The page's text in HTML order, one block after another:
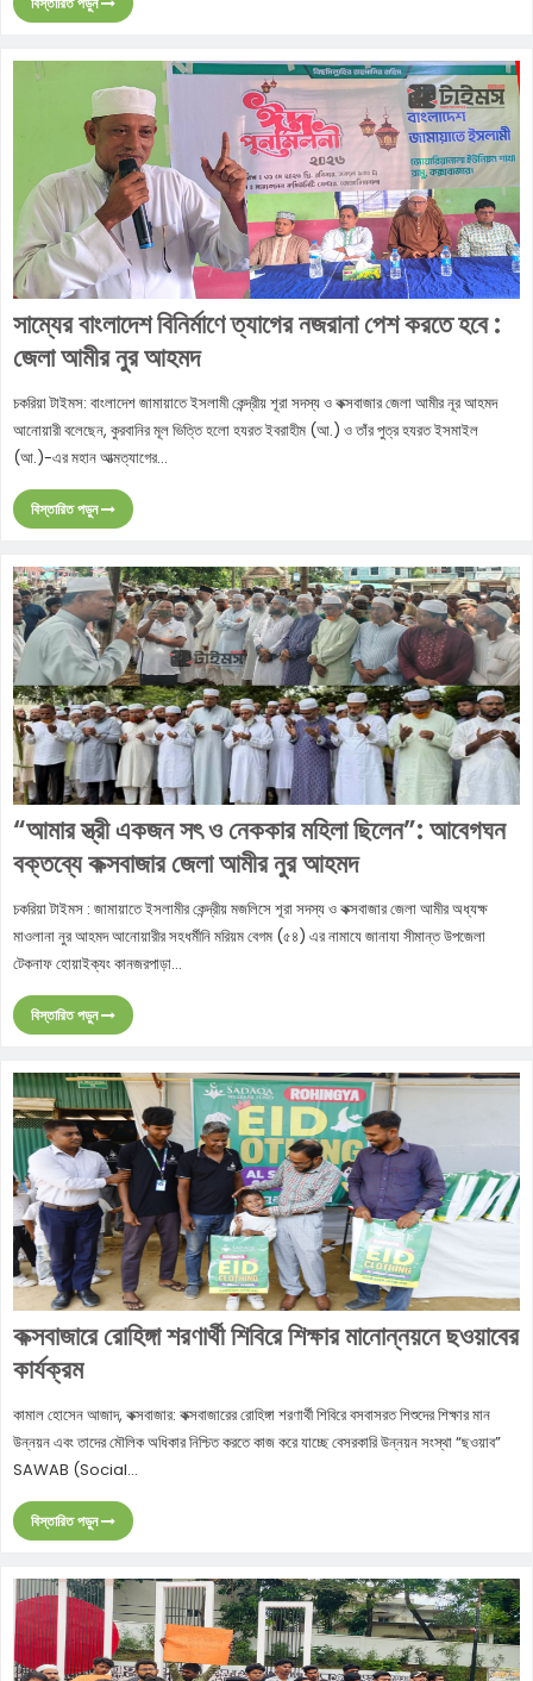
সাম্যের বাংলাদেশ বিনির্মাণে ত্যাগের নজরানা পেশ করতে হবে :
জেলা আমীর নুর আহমদ
চকরিয়া টাইমস: বাংলাদেশ জামায়াতে ইসলামী কেন্দ্রীয় শূরা সদস্য ও কক্সবাজার জেলা আমীর নূর আহমদ
আনোয়ারী বলেছেন, কুরবানির মূল ভিত্তি হলো হযরত ইবরাহীম (আ.) ও তাঁর পুত্র হযরত ইসমাইল
(আ.)-এর মহান আত্মত্যাগের...
বিস্তারিত পড়ুন
“আমার স্ত্রী একজন সৎ ও নেককার মহিলা ছিলেন”: আবেগঘন
বক্তব্যে কক্সবাজার জেলা আমীর নুর আহমদ
চকরিয়া টাইমস : জামায়াতে ইসলামীর কেন্দ্রীয় মজলিসে শূরা সদস্য ও কক্সবাজার জেলা আমীর অধ্যক্ষ
মাওলানা নুর আহমদ আনোয়ারীর সহধর্মীনি মরিয়ম বেগম (৫৪) এর নামাযে জানাযা সীমান্ত উপজেলা
টেকনাফ হোয়াইক্যং কানজরপাড়া...
বিস্তারিত পড়ুন
কক্সবাজারে রোহিঙ্গা শরণার্থী শিবিরে শিক্ষার মানোন্নয়নে ছওয়াবের
কার্যক্রম
কামাল হোসেন আজাদ, কক্সবাজার: কক্সবাজারের রোহিঙ্গা শরণার্থী শিবিরে বসবাসরত শিশুদের শিক্ষার মান
উন্নয়ন এবং তাদের মৌলিক অধিকার নিশ্চিত করতে কাজ করে যাচ্ছে বেসরকারি উন্নয়ন সংস্থা “ছওয়াব”
SAWAB (Social...
বিস্তারিত পড়ুন